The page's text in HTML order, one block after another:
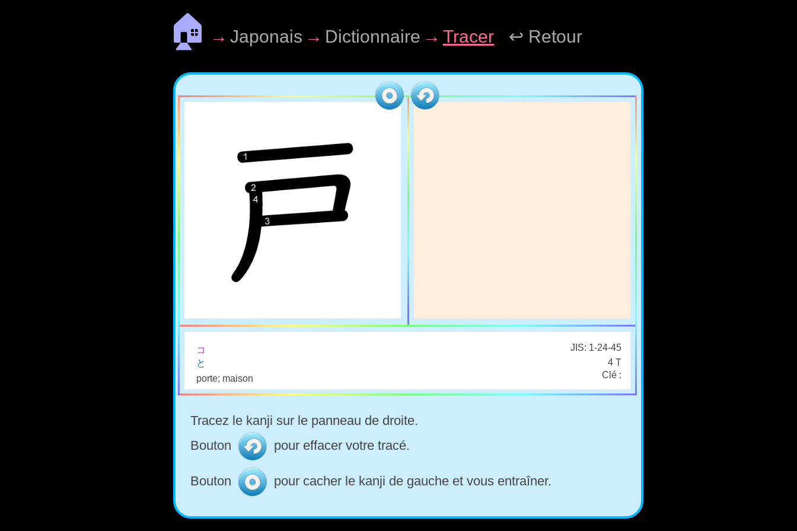
🏠 → Japonais → Dictionnaire → Tracer ↩ Retour
コ
JIS: 1-24-45
と
4 T
porte; maison
Clé :
Tracez le kanji sur le panneau de droite.
Bouton
pour effacer votre tracé.
Bouton pour cacher le kanji de gauche et vous entraîner.